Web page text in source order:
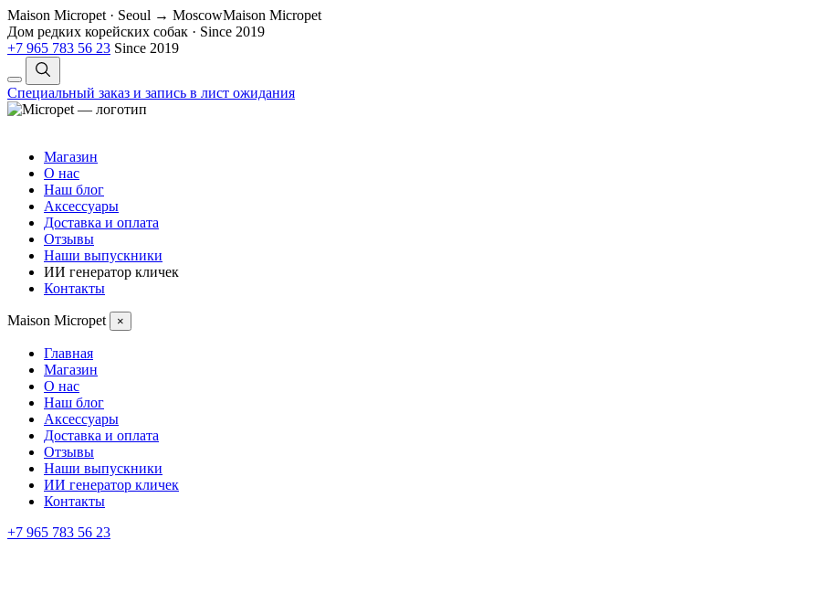
Maison Micropet · Seoul → MoscowMaison Micropet
Дом редких корейских собак · Since 2019
+7 965 783 56 23 Since 2019
Специальный заказ и запись в лист ожидания
Магазин
О нас
Наш блог
Аксессуары
Доставка и оплата
Отзывы
Наши выпускники
ИИ генератор кличек
Контакты
Maison Micropet ×
Главная
Магазин
О нас
Наш блог
Аксессуары
Доставка и оплата
Отзывы
Наши выпускники
ИИ генератор кличек
Контакты
+7 965 783 56 23